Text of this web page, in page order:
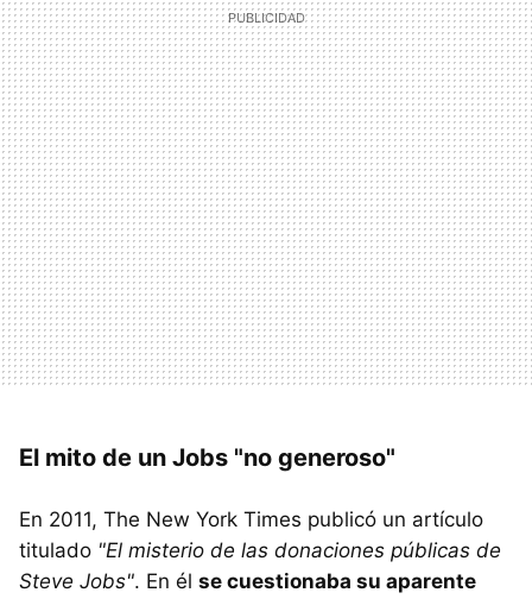
El mito de un Jobs "no generoso"
En 2011, The New York Times publicó un artículo
titulado "El misterio de las donaciones públicas de
Steve Jobs". En él se cuestionaba su aparente